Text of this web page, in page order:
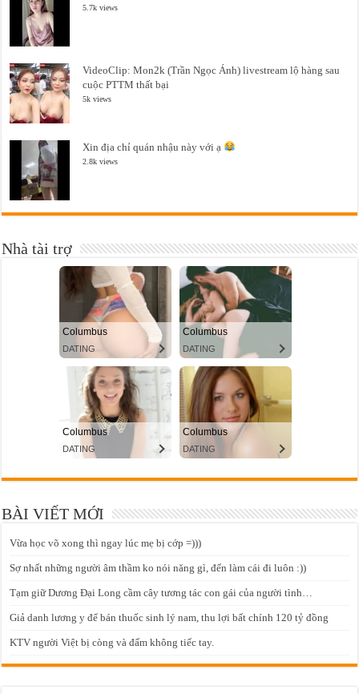
5.7k views
VideoClip: Mon2k (Trần Ngọc Ánh) livestream lộ hàng sau
cuộc PTTM thất bại
5k views
Xin địa chỉ quán nhậu này với ạ
2.8k views
Nhà tài trợ
BÀI VIẾT MỚI
Vừa học võ xong thì ngay lúc mẹ bị cớp =)))
Sợ nhất những người âm thầm ko nói năng gì, đến làm cái đi luôn :))
Tạm giữ Dương Đại Long cầm cây tương tác con gái của người tình…
Giả danh lương y để bán thuốc sinh lý nam, thu lợi bất chính 120 tỷ đồng
KTV người Việt bị còng và đấm không tiếc tay.